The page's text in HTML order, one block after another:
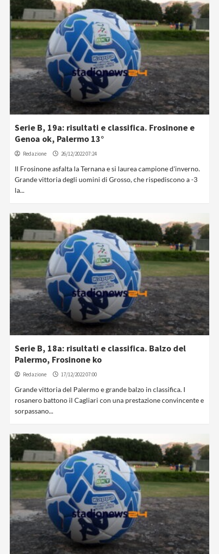
Serie B, 19a: risultati e classifica. Frosinone e
Genoa ok, Palermo 13°
Redazione 26/12/2022 07:24
Il Frosinone asfalta la Ternana e si laurea campione d'inverno.
Grande vittoria degli uomini di Grosso, che rispediscono a -3
la...
Serie B, 18a: risultati e classifica. Balzo del
Palermo, Frosinone ko
Redazione 17/12/2022 07:00
Grande vittoria del Palermo e grande balzo in classifica. I
rosanero battono il Cagliari con una prestazione convincente e
sorpassano...